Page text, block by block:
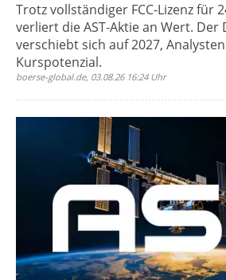
Trotz vollständiger FCC-Lizenz für
verliert die AST-Aktie an Wert.
verschiebt sich auf 2027,
Kurspotenzial.
boerse-global.de, 03.08.26 16:24 Uhr